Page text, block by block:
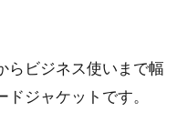
的に人気のあるファッション
らビジネス使いまで幅
ジャケットです。